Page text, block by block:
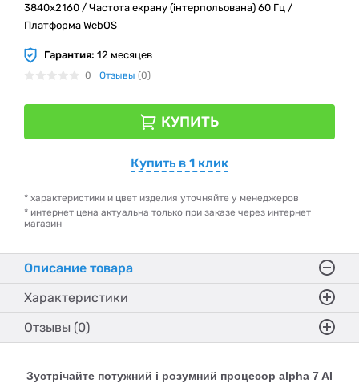
3840x2160 / Частота екрану (інтерпольована) 60 Гц /
Платформа WebOS
Гарантия: 12 месяцев
0 Отзывы (0)
КУПИТЬ
Купить в 1 клик
* характеристики и цвет изделия уточняйте у менеджеров
* интернет цена актуальна только при заказе через интернет
магазин
Описание товара
Характеристики
Отзывы (0)
Зустрічайте потужний і розумний процесор alpha 7 AI